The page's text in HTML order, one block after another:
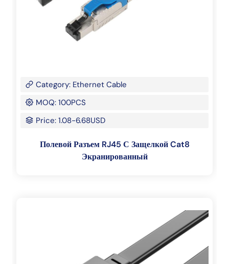
Category: Ethernet Cable
MOQ: 100PCS
Price: 1.08-6.68USD
Полевой Разъем RJ45 С Защелкой Cat8
Экранированный